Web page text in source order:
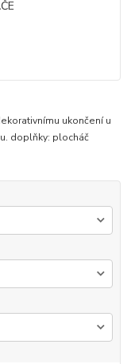
ukončení u
doplňky: plocháč